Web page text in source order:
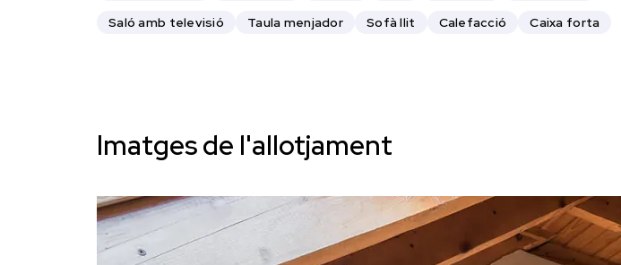
Saló amb televisió Taula menjador Sofà llit Calefacció Caixa forta
Imatges de l'allotjament